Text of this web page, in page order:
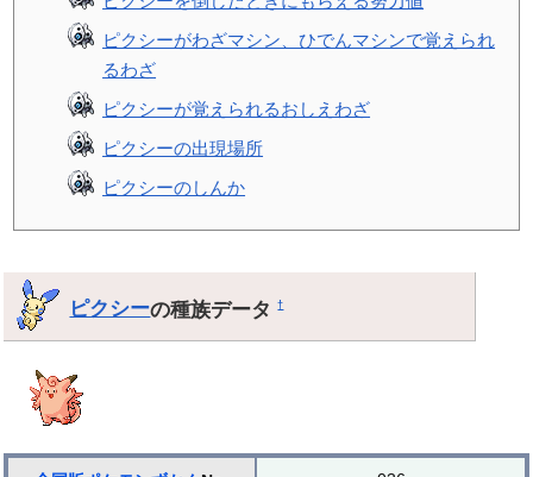
ピクシーがわざマシン、ひでんマシンで覚えられ
るわざ
ピクシーが覚えられるおしえわざ
ピクシーの出現場所
ピクシーのしんか
ピクシーの種族データ†